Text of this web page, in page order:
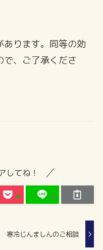
ります。同等の効
、ご了承くださ
してね！
寒冷じんましんのご相談